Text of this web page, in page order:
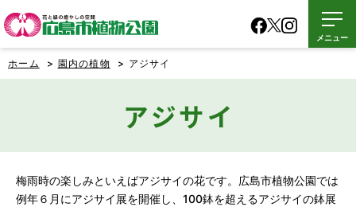
メニュー
ホーム > 園内の植物 > アジサイ
アジサイ
梅雨時の楽しみといえばアジサイの花です。広島市植物公園では
例年６月にアジサイ展を開催し、100鉢を超えるアジサイの鉢展